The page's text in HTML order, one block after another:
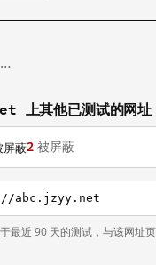
上其他已测试的网址
屏蔽2 被屏蔽
abc.jzyy.net
最近 90 天的测试，与该网址页